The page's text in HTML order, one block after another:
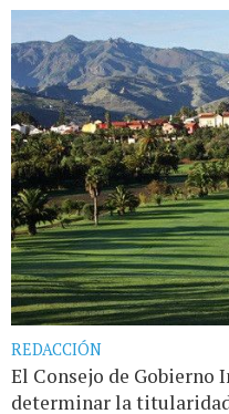
REDACCIÓN
El Consejo de Gobierno
determinar la